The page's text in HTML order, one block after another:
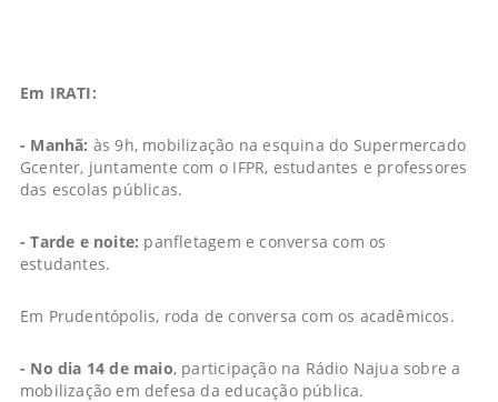
Em IRATI:
- Manhã: às 9h, mobilização na esquina do Supermercado
Gcenter, juntamente com o IFPR, estudantes e professores
das escolas públicas.
- Tarde e noite: panfletagem e conversa com os
estudantes.
Em Prudentópolis, roda de conversa com os acadêmicos.
- No dia 14 de maio, participação na Rádio Najua sobre a
mobilização em defesa da educação pública.